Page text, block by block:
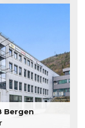
Bergen